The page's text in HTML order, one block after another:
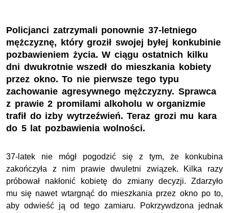
Policjanci zatrzymali ponownie 37-letniego
mężczyznę, który groził swojej byłej konkubinie
pozbawieniem życia. W ciągu ostatnich kilku
dni dwukrotnie wszedł do mieszkania kobiety
przez okno. To nie pierwsze tego typu
zachowanie agresywnego mężczyzny. Sprawca
z prawie 2 promilami alkoholu w organizmie
trafił do izby wytrzeźwień. Teraz grozi mu kara
do 5 lat pozbawienia wolności.
37-latek nie mógł pogodzić się z tym, że konkubina
zakończyła z nim prawie dwuletni związek. Kilka razy
próbował nakłonić kobietę do zmiany decyzji. Zdarzyło
mu się nawet wtargnąć do mieszkania przez okno po to,
aby odwieść ją od tego zamiaru. Pokrzywdzona jednak